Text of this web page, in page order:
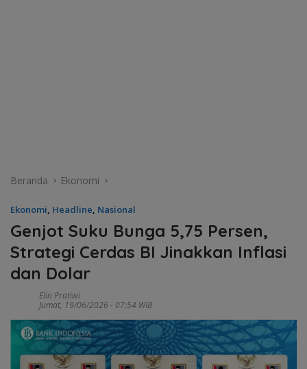
Beranda Ekonomi
Ekonomi, Headline, Nasional
Genjot Suku Bunga 5,75 Persen,
Strategi Cerdas BI Jinakkan Inflasi
dan Dolar
Elin Pratiwi
Jumat, 19/06/2026 - 07:54 WIB